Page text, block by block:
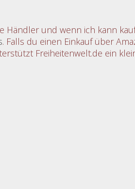
Händler und wenn ich kann
. Falls du einen Einkauf über
Freiheitenwelt.de ein